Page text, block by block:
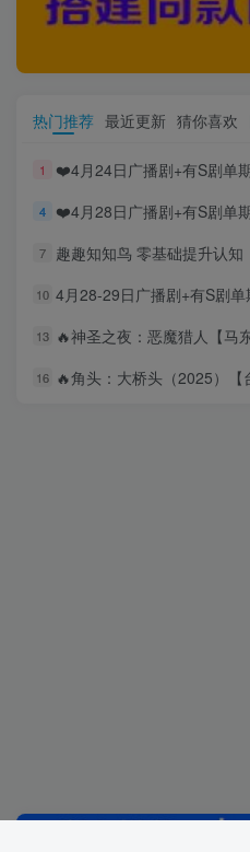
热门推荐 最近更新 猜你喜欢
1 ❤️4月24日广播剧+有S剧单
4 ❤️4月28日广播剧+有S剧单
7 趣趣知知鸟 零基础提升认知
10 4月28-29日广播剧+有S剧单
13 🔥神圣之夜：恶魔猎人【马东锡】
16 🔥角头：大桥头（2025）【